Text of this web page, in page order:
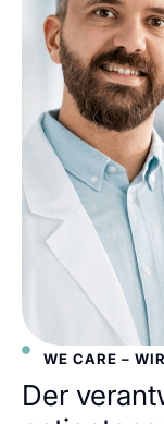
WE CARE –
Der